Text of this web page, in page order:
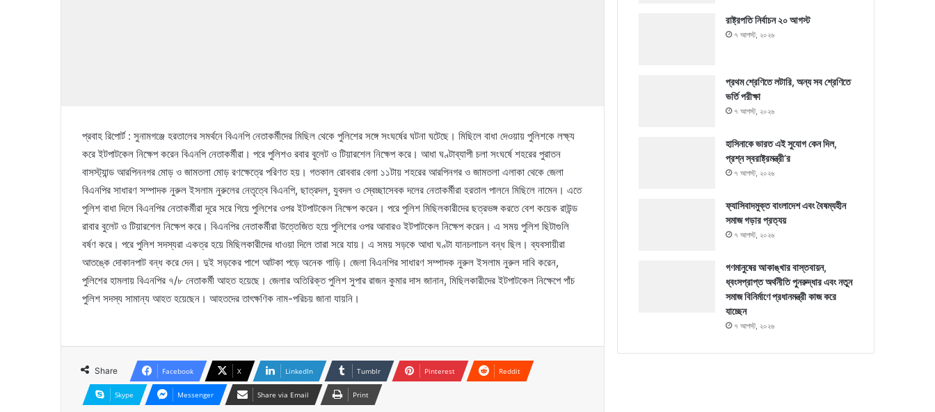
প্রবাহ রিপোর্ট : সুনামগঞ্জে হরতালের সমর্থনে বিএনপি নেতাকর্মীদের মিছিল থেকে পুলিশের সঙ্গে সংঘর্ষের ঘটনা ঘটেছে। মিছিলে বাধা দেওয়ায় পুলিশকে লক্ষ্য
করে ইটপাটকেল নিক্ষেপ করেন বিএনপি নেতাকর্মীরা। পরে পুলিশও রবার বুলেট ও টিয়ারশেল নিক্ষেপ করে। আধা ঘণ্টাব্যাপী চলা সংঘর্ষে শহরের পুরাতন
বাসস্ট্যান্ড আরপিননগর মোড় ও জামতলা মোড় রণক্ষেত্রে পরিণত হয়। গতকাল রোববার বেলা ১১টায় শহরের আরপিনগর ও জামতলা এলাকা থেকে জেলা
বিএনপির সাধারণ সম্পাদক নুরুল ইসলাম নুরুলের নেতৃত্বে বিএনপি, ছাত্রদল, যুবদল ও স্বেচ্ছাসেবক দলের নেতাকর্মীরা হরতাল পালনে মিছিলে নামেন। এতে
পুলিশ বাধা দিলে বিএনপির নেতাকর্মীরা দূরে সরে গিয়ে পুলিশের ওপর ইটপাটকেল নিক্ষেপ করেন। পরে পুলিশ মিছিলকারীদের ছত্রভঙ্গ করতে বেশ কয়েক রাউন্ড
রাবার বুলেট ও টিয়ারশেল নিক্ষেপ করে। বিএনপির নেতাকর্মীরা উত্তেজিত হয়ে পুলিশের ওপর আবারও ইটপাটকেল নিক্ষেপ করেন। এ সময় পুলিশ ছিটাগুলি
বর্ষণ করে। পরে পুলিশ সদস্যরা একত্র হয়ে মিছিলকারীদের ধাওয়া দিলে তারা সরে যায়। এ সময় সড়কে আধা ঘণ্টা যানচলাচল বন্ধ ছিল। ব্যবসায়ীরা
আতঙ্কে দোকানপাট বন্ধ করে দেন। দুই সড়কের পাশে আটকা পড়ে অনেক গাড়ি। জেলা বিএনপির সাধারণ সম্পাদক নুরুল ইসলাম নুরুল দাবি করেন,
পুলিশের হামলায় বিএনপির ৭/৮ নেতাকর্মী আহত হয়েছে। জেলার অতিরিক্ত পুলিশ সুপার রাজন কুমার দাস জানান, মিছিলকারীদের ইটপাটকেল নিক্ষেপে পাঁচ
পুলিশ সদস্য সামান্য আহত হয়েছেন। আহতদের তাৎক্ষণিক নাম-পরিচয় জানা যায়নি।
Share Facebook X LinkedIn Tumblr Pinterest Reddit
Skype Messenger Share via Email Print
রাষ্ট্রপতি নির্বাচন ২০ আগস্ট
৭ আগস্ট, ২০২৬
প্রথম শ্রেণিতে লটারি, অন্য সব শ্রেণিতে
ভর্তি পরীক্ষা
৭ আগস্ট, ২০২৬
হাসিনাকে ভারত এই সুযোগ কেন দিল,
প্রশ্ন স্বরাষ্ট্রমন্ত্রী’র
৭ আগস্ট, ২০২৬
ফ্যাসিবাদমুক্ত বাংলাদেশ এবং বৈষম্যহীন
সমাজ গড়ার প্রত্যয়
৭ আগস্ট, ২০২৬
গণমানুষের আকাঙ্খার বাস্তবায়ন,
ধ্বংসপ্রাপ্ত অর্থনীতি পুনরুদ্ধার এবং নতুন
সমাজ বিনির্মাণে প্রধানমন্ত্রী কাজ করে
যাচ্ছেন
৭ আগস্ট, ২০২৬